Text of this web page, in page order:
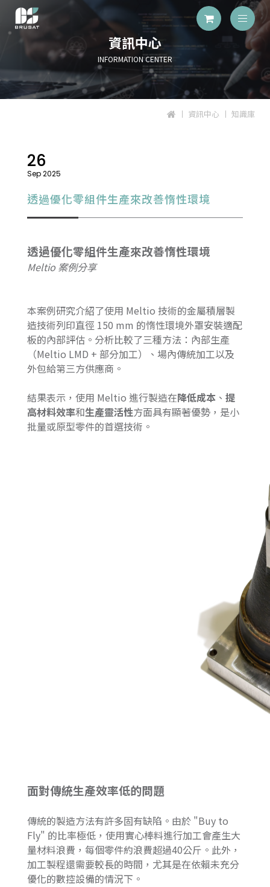
資訊中心
INFORMATION CENTER
資訊中心 知識庫
26
Sep 2025
透過優化零組件生產來改善惰性環境
透過優化零組件生產來改善惰性環境
Meltio 案例分享
本案例研究介紹了使用 Meltio 技術的金屬積層製
造技術列印直徑 150 mm 的惰性環境外罩安裝適配
板的內部評估。分析比較了三種方法：內部生產
（Meltio LMD + 部分加工）、場內傳統加工以及
外包給第三方供應商。
結果表示，使用 Meltio 進行製造在降低成本 、 提
高材料效率和生產靈活性方面具有顯著優勢，是小
批量或原型零件的首選技術。
面對傳統生產效率低的問題
傳統的製造方法有許多固有缺陷。由於 "Buy to
Fly" 的比率極低，使用實心棒料進行加工會產生大
量材料浪費，每個零件約浪費超過40公斤。此外，
加工製程還需要較長的時間，尤其是在依賴未充分
優化的數控設備的情況下。